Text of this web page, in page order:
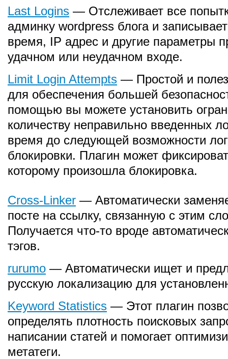
Last Logins — Отслеживает все
админку wordpress блога и
время, IP адрес и другие параметры
удачном или неудачном входе.
Limit Login Attempts — Простой и
для обеспечения большей
помощью вы можете установить
количеству неправильно введенных
время до следующей возможности
блокировки. Плагин может
которому произошла блокировка.
Cross-Linker — Автоматически
посте на ссылку, связанную с этим
Получается что-то вроде
тэгов.
rurumo — Автоматически ищет и
русскую локализацию для
Keyword Statistics — Этот плагин
определять плотность поисковых
написании статей и помогает
метатеги.